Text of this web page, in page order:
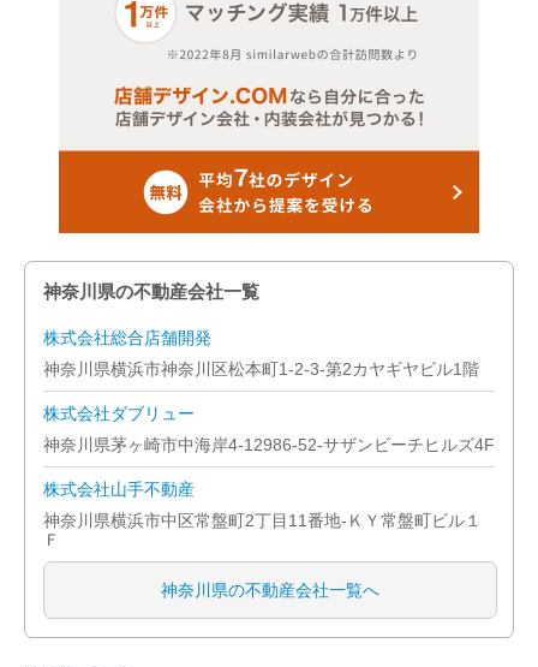
神奈川県の不動産会社一覧
株式会社総合店舗開発
神奈川県横浜市神奈川区松本町1-2-3-第2カヤギヤビル1階
株式会社ダブリュー
神奈川県茅ヶ崎市中海岸4-12986-52-サザンビーチヒルズ4F
株式会社山手不動産
神奈川県横浜市中区常盤町2丁目11番地-ＫＹ常盤町ビル１
Ｆ
神奈川県の不動産会社一覧へ